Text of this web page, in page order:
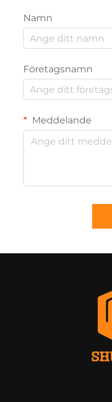
Namn
Företagsnamn
Meddelande